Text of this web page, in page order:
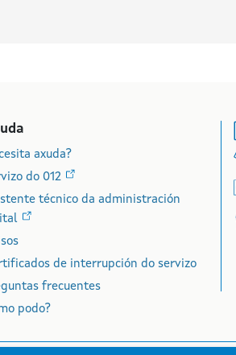
axuda?
do 012
técnico da administración
de interrupción do servizo
frecuentes
podo?